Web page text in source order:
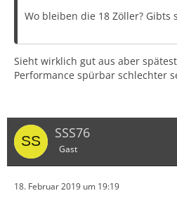
Wo bleiben die 18 Zöller? Gibts
Sieht wirklich gut aus aber
Performance spürbar schlechter
SSS76
Gast
18. Februar 2019 um 19:19